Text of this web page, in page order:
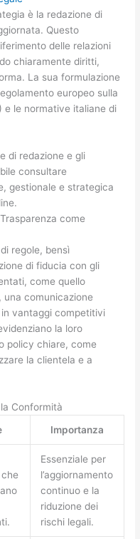
è la redazione di
Questo
delle relazioni
chiaramente diritti,
La sua formulazione
europeo sulla
e le normative italiane di
di redazione e gli
consultare
gestionale e strategica
come
regole, bensì
di fiducia con gli
come quello
comunicazione
vantaggi competitivi
la loro
policy chiare, come
la clientela e a
Conformità
Importanza
Essenziale per
l’aggiornamento
continuo e la
riduzione dei
rischi legali.